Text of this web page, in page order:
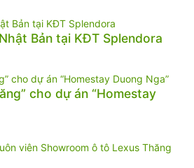
Bản tại KĐT Splendora
cho dự án “Homestay